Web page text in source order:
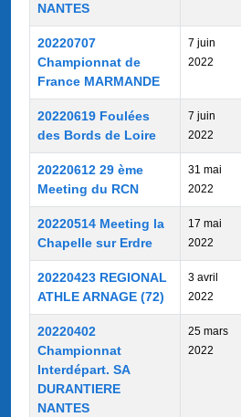
NANTES
20220707
Championnat de
France MARMANDE
7 juin
2022
20220619 Foulées
des Bords de Loire
7 juin
2022
20220612 29 ème
Meeting du RCN
31 mai
2022
20220514 Meeting la
Chapelle sur Erdre
17 mai
2022
20220423 REGIONAL
ATHLE ARNAGE (72)
3 avril
2022
20220402
Championnat
Interdépart. SA
DURANTIERE
NANTES
25 mars
2022